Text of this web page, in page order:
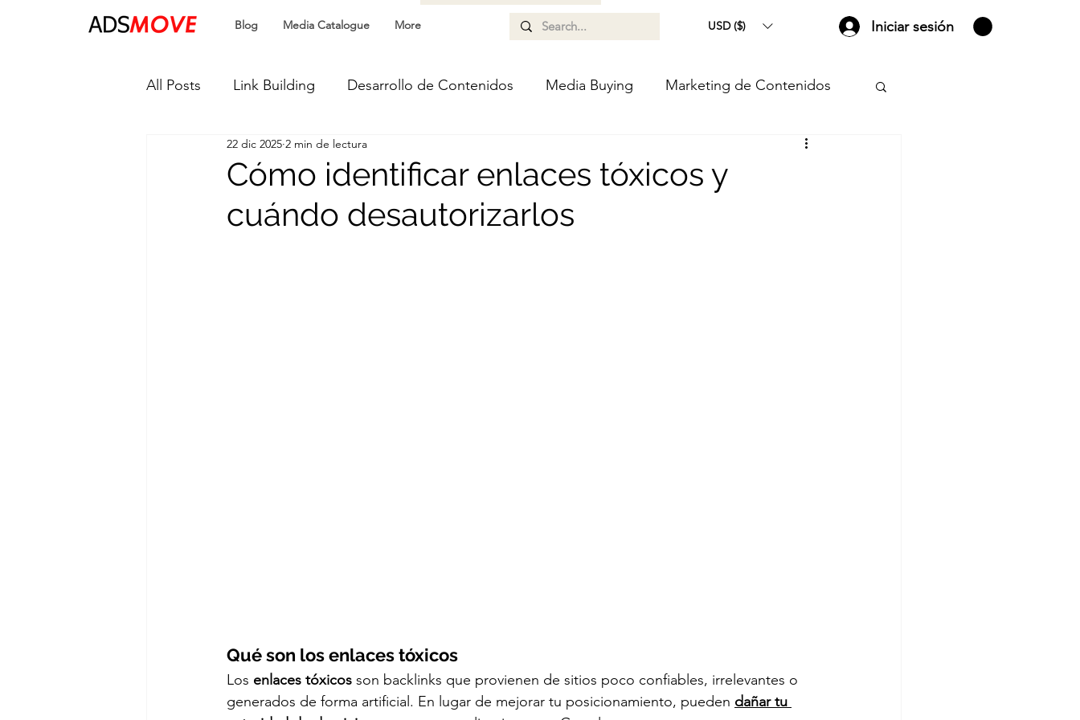
Blog Media Catalogue More USD ($) Iniciar sesión
All Posts Link Building Desarrollo de Contenidos Media Buying Marketing de Contenidos
Publicidad Programática
Cómo identificar enlaces tóxicos y
cuándo desautorizarlos
22 dic 2025 2 min de lectura
Qué son los enlaces tóxicos
Los enlaces tóxicos son backlinks que provienen de sitios poco confiables, irrelevantes o
generados de forma artificial. En lugar de mejorar tu posicionamiento, pueden dañar tu